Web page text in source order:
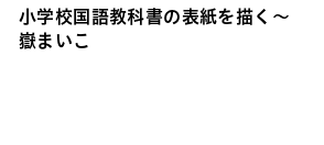
小学校国語教科書の表紙を描く～
嶽まいこ